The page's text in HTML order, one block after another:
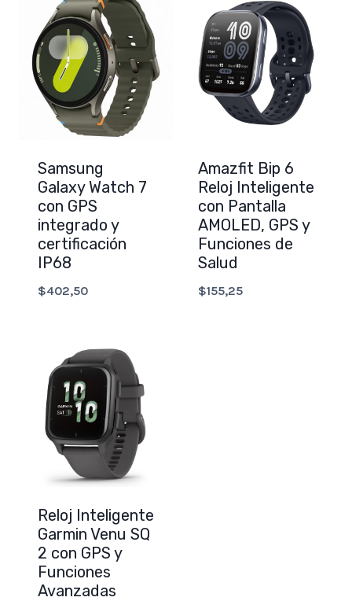
Samsung
Galaxy Watch 7
con GPS
integrado y
certificación
IP68
$402,50
Amazfit Bip 6
Reloj Inteligente
con Pantalla
AMOLED, GPS y
Funciones de
Salud
$155,25
Reloj Inteligente
Garmin Venu SQ
2 con GPS y
Funciones
Avanzadas